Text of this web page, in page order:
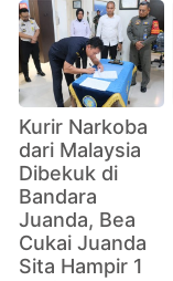
Kurir Narkoba
dari Malaysia
Dibekuk di
Bandara
Juanda, Bea
Cukai Juanda
Sita Hampir 1